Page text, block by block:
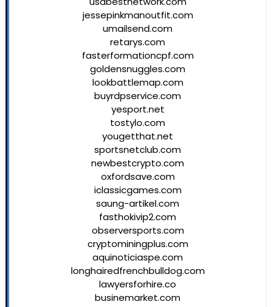
jessepinkmanoutfit.com
umailsend.com
retarys.com
fasterformationcpf.com
goldensnuggles.com
lookbattlemap.com
buyrdpservice.com
yesport.net
tostylo.com
yougetthat.net
sportsnetclub.com
newbestcrypto.com
oxfordsave.com
iclassicgames.com
saung-artikel.com
fasthokivip2.com
observersports.com
cryptominingplus.com
aquinoticiaspe.com
longhairedfrenchbulldog.com
lawyersforhire.co
businemarket.com